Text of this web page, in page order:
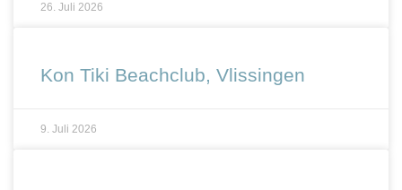
26. Juli 2026
Kon Tiki Beachclub, Vlissingen
9. Juli 2026